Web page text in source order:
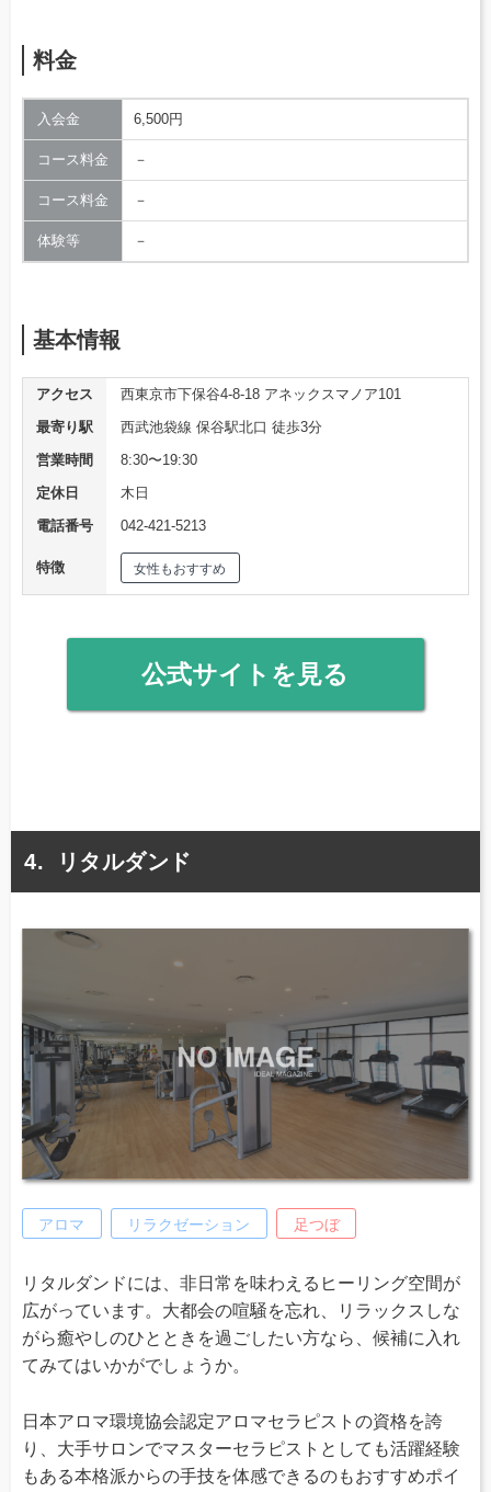
料金
入会金 6,500円
コース料金 －
コース料金 －
体験等 －
基本情報
アクセス
西東京市下保谷4-8-18 アネックスマノア101
最寄り駅
西武池袋線 保谷駅北口 徒歩3分
営業時間
8:30〜19:30
定休日
木日
電話番号
042-421-5213
特徴 女性もおすすめ
公式サイトを見る
リタルダンド
アロマ リラクゼーション 足つぼ
リタルダンドには、非日常を味わえるヒーリング空間が
広がっています。大都会の喧騒を忘れ、リラックスしな
がら癒やしのひとときを過ごしたい方なら、候補に入れ
てみてはいかがでしょうか。
日本アロマ環境協会認定アロマセラピストの資格を誇
り、大手サロンでマスターセラピストとしても活躍経験
もある本格派からの手技を体感できるのもおすすめポイ